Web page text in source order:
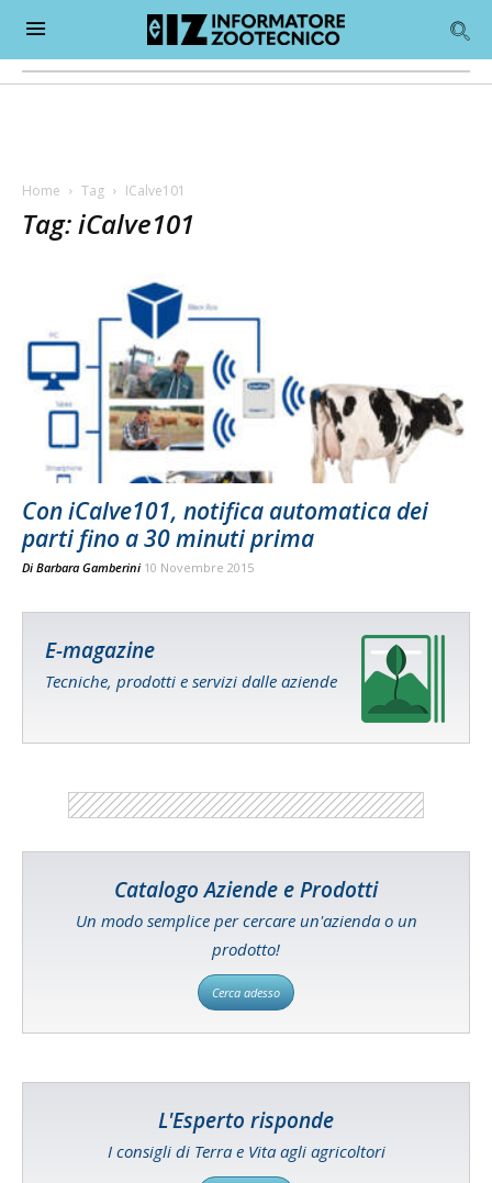
Home Tag ICalve101
Tag: iCalve101
Con iCalve101, notifica automatica dei
parti fino a 30 minuti prima
Di Barbara Gamberini 10 Novembre 2015
E-magazine
Tecniche, prodotti e servizi dalle aziende
Catalogo Aziende e Prodotti
Un modo semplice per cercare un'azienda o un
prodotto!
Cerca adesso
L'Esperto risponde
I consigli di Terra e Vita agli agricoltori